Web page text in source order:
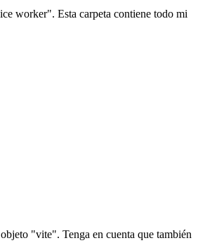
worker". Esta carpeta contiene todo mi